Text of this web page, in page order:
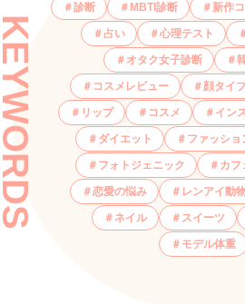
診断 MBTI診断 新作
占い 心理テスト
オタク女子診断
コスメレビュー 顔タイ
リップ コスメ イン
ダイエット ファッショ
フォトジェニック カフ
恋愛の悩み レンアイ動
ネイル スイーツ
モデル体重